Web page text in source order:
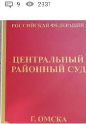
9 2331